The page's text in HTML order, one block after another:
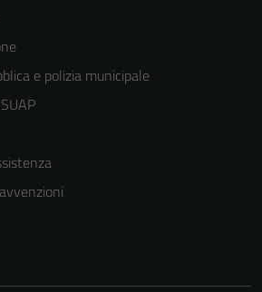
e polizia municipale